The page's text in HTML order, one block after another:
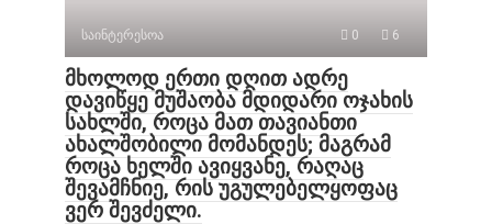
საინტერესოა 0 6
მხოლოდ ერთი დღით ადრე
დავიწყე მუშაობა მდიდარი ოჯახის
სახლში, როცა მათ თავიანთი
ახალშობილი მომანდეს; მაგრამ
როცა ხელში ავიყვანე, რაღაც
შევამჩნიე, რის უგულებელყოფაც
ვერ შევძელი.